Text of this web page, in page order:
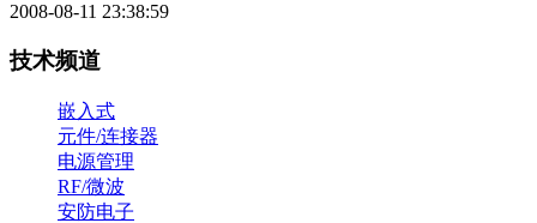
2008-08-11 23:38:59
技术频道
嵌入式
元件/连接器
电源管理
RF/微波
安防电子